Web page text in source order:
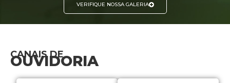
VERIFIQUE NOSSA GALERIA
CANAIS DE
OUVIDORIA